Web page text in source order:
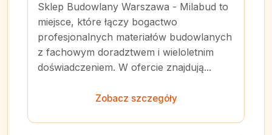
Sklep Budowlany Warszawa - Milabud to
miejsce, które łączy bogactwo
profesjonalnych materiałów budowlanych
z fachowym doradztwem i wieloletnim
doświadczeniem. W ofercie znajdują...
Zobacz szczegóły